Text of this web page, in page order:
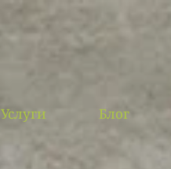
Услуги Блог